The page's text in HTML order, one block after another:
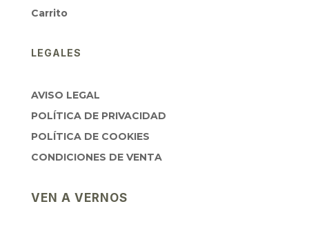
Carrito
LEGALES
AVISO LEGAL
POLÍTICA DE PRIVACIDAD
POLÍTICA DE COOKIES
CONDICIONES DE VENTA
VEN A VERNOS